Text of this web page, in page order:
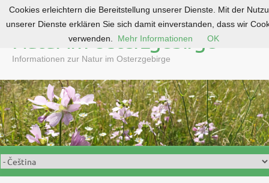
o
c
o
n
t
e
n
Natur im Osterzgebirge
Informationen zur Natur im Osterzgebirge
Cookies erleichtern die Bereitstellung unserer Dienste. Mit der
unserer Dienste erklären Sie sich damit einverstanden, dass wir
verwenden.
Mehr Informationen OK